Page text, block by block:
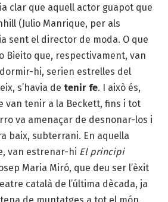
clar que aquell actor guapot que
(Julio Manrique, per als
sent el director de moda. O que
Bieito que, respectivament, van
hi, serien estrelles del
s’havia de tenir fe. I això és,
van tenir a la Beckett, fins i tot
va amenaçar de desnonar-los i
baix, subterrani. En aquella
van estrenar-hi El principi
Maria Miró, que deu ser l’èxit
català de l’última dècada, ja